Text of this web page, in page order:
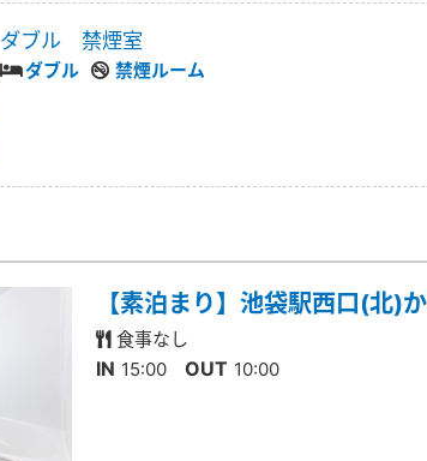
ダブル 禁煙室
ダブル 禁煙ルーム
【素泊まり】池袋駅西口(北
食事なし
IN 15:00 OUT 10:00